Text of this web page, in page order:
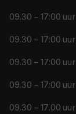
09.30 – 17:00 uur
09.30 – 17:00 uur
09.30 – 17:00 uur
09.30 – 17:00 uur
09.30 – 17.00 uur